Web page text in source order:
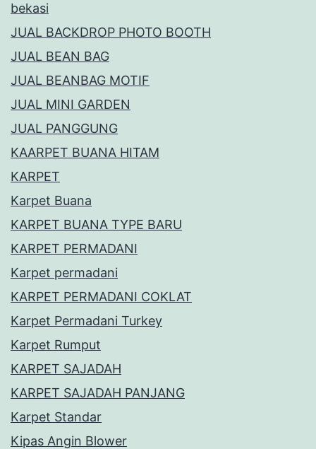
bekasi
JUAL BACKDROP PHOTO BOOTH
JUAL BEAN BAG
JUAL BEANBAG MOTIF
JUAL MINI GARDEN
JUAL PANGGUNG
KAARPET BUANA HITAM
KARPET
Karpet Buana
KARPET BUANA TYPE BARU
KARPET PERMADANI
Karpet permadani
KARPET PERMADANI COKLAT
Karpet Permadani Turkey
Karpet Rumput
KARPET SAJADAH
KARPET SAJADAH PANJANG
Karpet Standar
Kipas Angin Blower